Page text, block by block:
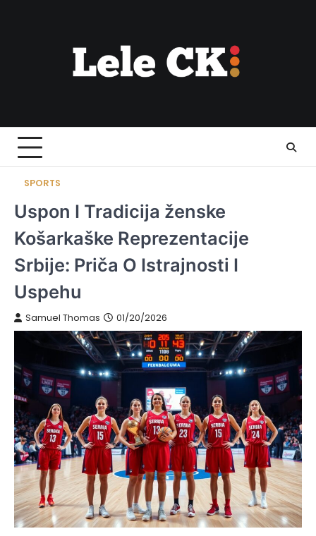
SPORTS
Uspon I Tradicija ženske
Košarkaške Reprezentacije
Srbije: Priča O Istrajnosti I
Uspehu
Samuel Thomas 01/20/2026